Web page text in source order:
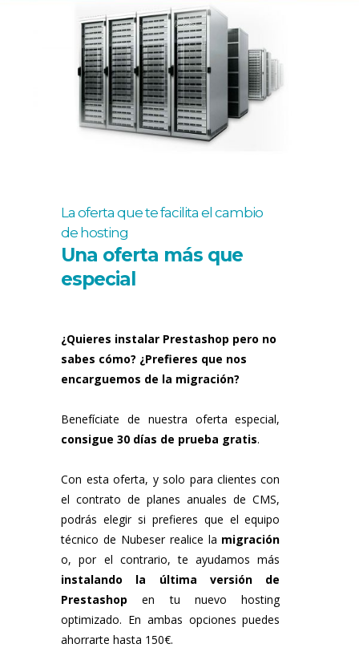
La oferta que te facilita el cambio
de hosting
Una oferta más que
especial
¿Quieres instalar Prestashop pero no
sabes cómo? ¿Prefieres que nos
encarguemos de la migración?
Benefíciate de nuestra oferta especial,
consigue 30 días de prueba gratis.
Con esta oferta, y solo para clientes con
el contrato de planes anuales de CMS,
podrás elegir si prefieres que el equipo
técnico de Nubeser realice la migración
o, por el contrario, te ayudamos más
instalando la última versión de
Prestashop en tu nuevo hosting
optimizado. En ambas opciones puedes
ahorrarte hasta 150€.